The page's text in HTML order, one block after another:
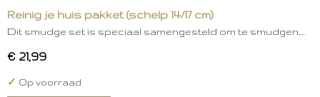
Reinig je huis pakket (schelp 14/17 cm)
Dit smudge set is speciaal samengesteld om te smudgen.…
€ 21,99
✓ Op voorraad